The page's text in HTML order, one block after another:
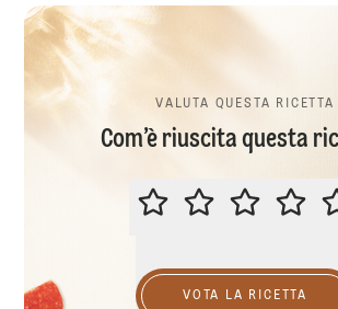
VALUTA QUESTA RICETTA
Com’è riuscita questa
VALUTA
VOTA LA RICETTA